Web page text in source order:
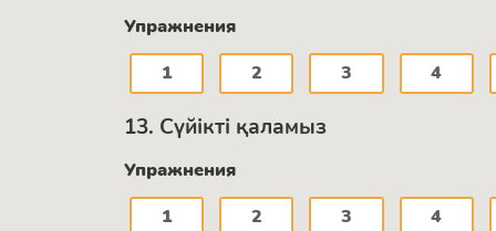
Упражнения
1
2 3 4
13. Сүйікті қаламыз
Упражнения
1
2 3 4